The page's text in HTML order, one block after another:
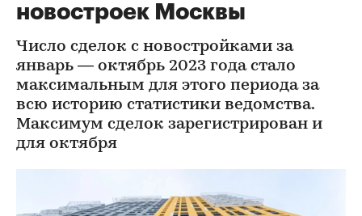
новостроек Москвы
Число сделок с новостройками за
январь — октябрь 2023 года стало
максимальным для этого периода за
всю историю статистики ведомства.
Максимум сделок зарегистрирован и
для октября